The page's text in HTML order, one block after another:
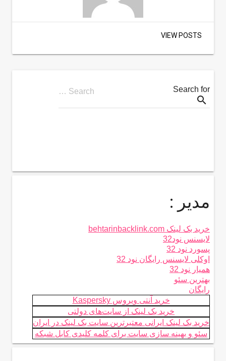
VIEW POSTS
Search for
Search …
search
مدیر :
خرید بک لینک behtarinbacklink.com
لایسنس نود32
پسورد نود 32
اوکلی لایسنس رایگان نود 32
همیار نود 32
بهترین سئو
رایگان
خرید آنتی ویروس Kaspersky
خرید بک لینک از سایت‌های دولتی
خرید بک لینک ایرانی معتبرترین سایت بک لینک در ایران
سئو و بهینه سازی سایت برای کلمه کلیدی کابل شبکه